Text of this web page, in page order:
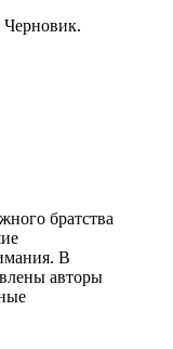
Черновик.
братства
В
авторы